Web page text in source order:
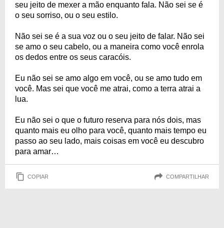
seu jeito de mexer a mão enquanto fala. Não sei se é
o seu sorriso, ou o seu estilo.
Não sei se é a sua voz ou o seu jeito de falar. Não sei
se amo o seu cabelo, ou a maneira como você enrola
os dedos entre os seus caracóis.
Eu não sei se amo algo em você, ou se amo tudo em
você. Mas sei que você me atrai, como a terra atrai a
lua.
Eu não sei o que o futuro reserva para nós dois, mas
quanto mais eu olho para você, quanto mais tempo eu
passo ao seu lado, mais coisas em você eu descubro
para amar…
COPIAR COMPARTILHAR